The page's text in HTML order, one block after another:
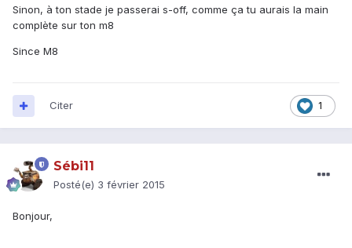
Sinon, à ton stade je passerai s-off, comme ça tu aurais la main
complète sur ton m8
Since M8
1
Citer
Sébi11
Posté(e) 3 février 2015
Bonjour,